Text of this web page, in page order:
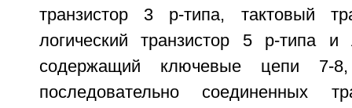
транзистор 3 р-типа, тактовый
логический транзистор 5 р-типа и
содержащий ключевые цепи 7-
последовательно соединенных